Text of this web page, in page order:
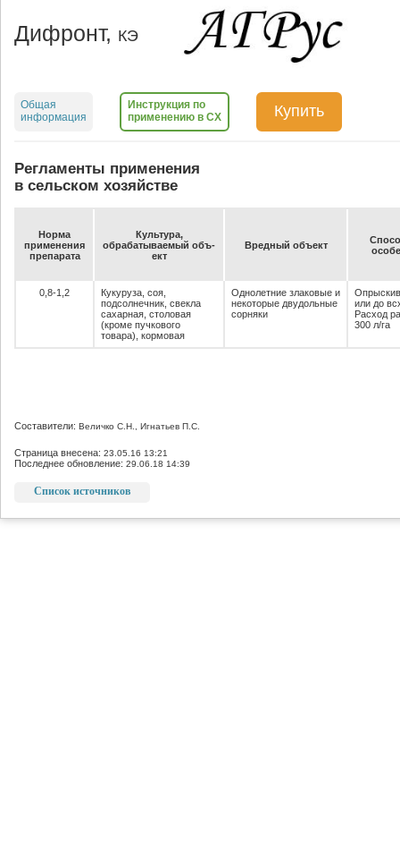
Дифронт, КЭ
Общая
информация
Инструкция по
применению в СХ
Купить
Регламенты применения
в сельском хозяйстве
Нор­ма
при­ме­не­ния
пре­па­ра­та
Куль­ту­ра,
об­ра­ба­ты­ва­емый объ­
ект
Вред­ный объ­ект
0,8-1,2
Кукуруза, соя,
подсолнечник, свекла
сахарная, столовая
(кроме пучкового
товара), кормовая
Однолетние злаковые и
некоторые двудольные
сорняки
или до
Расход
300 л/га
Составители: Величко С.Н., Игнатьев П.С.
Страница внесена: 23.05.16 13:21
Последнее обновление: 29.06.18 14:39
Список источников